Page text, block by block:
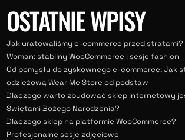
OSTATNIE WPISY
Jak uratowaliśmy e-commerce przed stratami?
Woman: stabilny WooCommerce i sesje fashion
Od pomysłu do zyskownego e-commerce: Jak
odzieżową Wear Me Store od podstaw
Dlaczego warto zbudować sklep internetowy
Świętami Bożego Narodzenia?
Dlaczego sklep na platformie WooCommerce?
Profesjonalne sesje zdjęciowe